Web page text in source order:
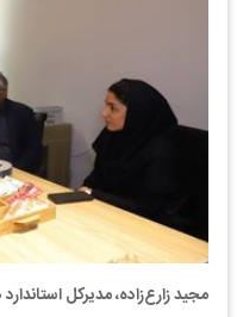
مجید زارع‌زاده، مدیرکل